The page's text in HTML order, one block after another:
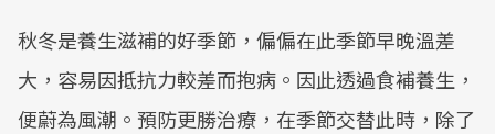
秋冬是養生滋補的好季節，偏偏在此季節早晚溫差
大，容易因抵抗力較差而抱病。因此透過食補養生，
便蔚為風潮。預防更勝治療，在季節交替此時，除了